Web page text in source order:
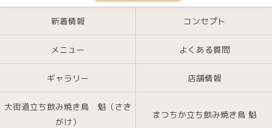
新着情報 コンセプト
メニュー よくある質問
ギャラリー 店舗情報
大街道立ち飲み焼き鳥 魁（さき
がけ）
まつちか立ち飲み焼き鳥 魁